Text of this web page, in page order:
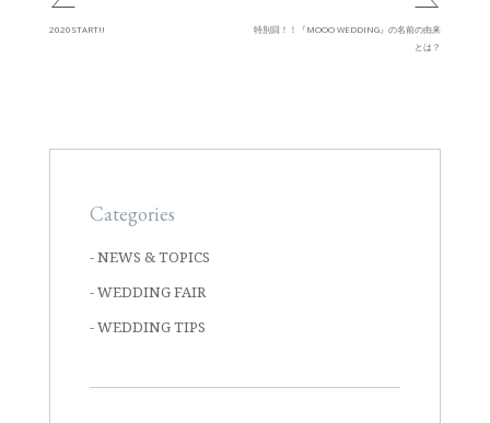
2020START!!
特別回！！『MOOO WEDDING』の名前の由来
とは？
Categories
NEWS & TOPICS
WEDDING FAIR
WEDDING TIPS